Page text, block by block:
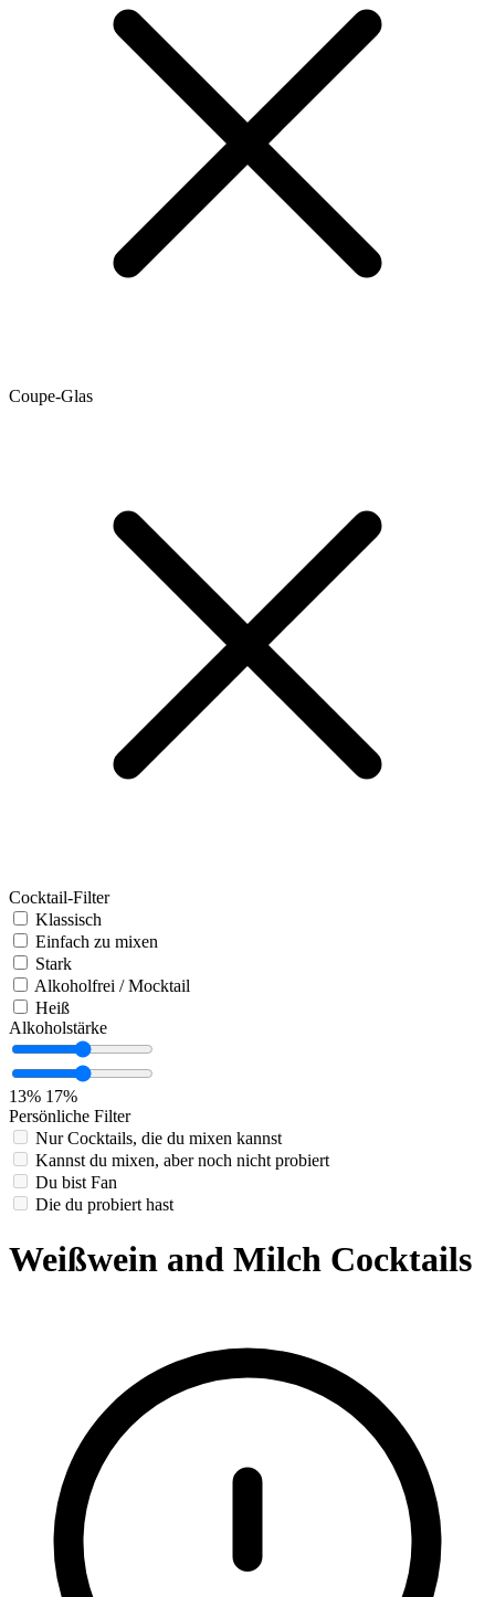
Coupe-Glas
Cocktail-Filter
Klassisch
Einfach zu mixen
Stark
Alkoholfrei / Mocktail
Heiß
Alkoholstärke
13% 17%
Persönliche Filter
Nur Cocktails, die du mixen kannst
Kannst du mixen, aber noch nicht probiert
Du bist Fan
Die du probiert hast
Weißwein and Milch Cocktails